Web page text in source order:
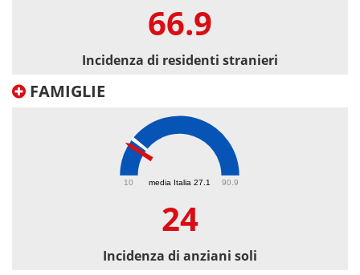
66.9
Incidenza di residenti stranieri
FAMIGLIE
media Italia 27.1
10 90.9
24
Incidenza di anziani soli